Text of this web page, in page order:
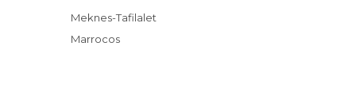
Mesquitas em Mequínez
Monumentos Históricos em Mequínez
Meknes-Tafilalet
Marrocos